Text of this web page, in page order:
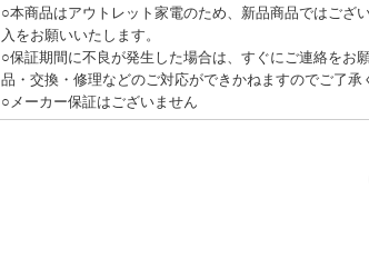
○本商品はアウトレット家電のため、新品商品ではござ
入をお願いいたします。
○保証期間に不良が発生した場合は、すぐにご連絡をお
品・交換・修理などのご対応ができかねますのでご了承
○メーカー保証はございません